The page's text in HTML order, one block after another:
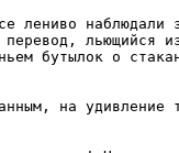
лениво наблюдали
перевод, льющийся
бутылок о
на удивление